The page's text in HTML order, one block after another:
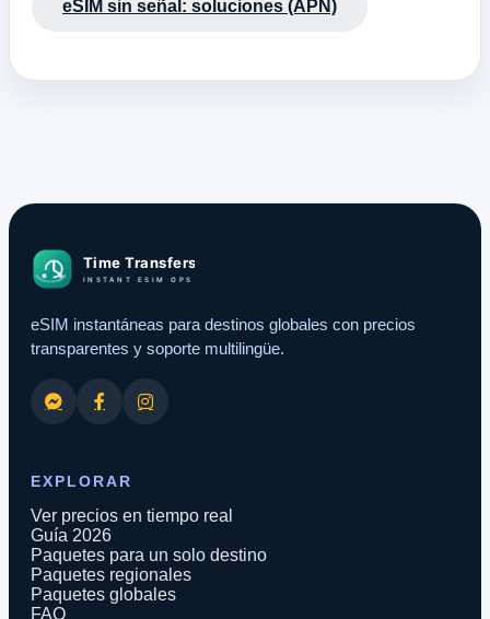
eSIM sin señal: soluciones (APN)
eSIM instantáneas para destinos globales con precios
transparentes y soporte multilingüe.
EXPLORAR
Ver precios en tiempo real
Guía 2026
Paquetes para un solo destino
Paquetes regionales
Paquetes globales
FAQ